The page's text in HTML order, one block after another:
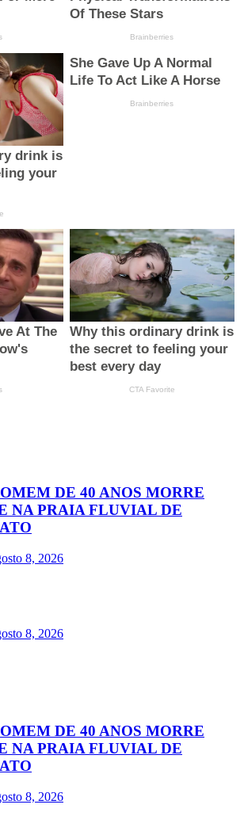
DE 40 ANOS MORRE
NA PRAIA FLUVIAL DE
8, 2026
8, 2026
DE 40 ANOS MORRE
NA PRAIA FLUVIAL DE
8, 2026